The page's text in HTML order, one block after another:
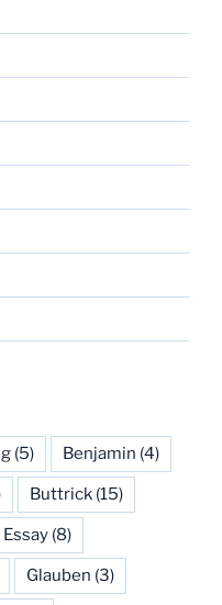
(5) Benjamin (4)
Buttrick (15)
Essay (8)
Glauben (3)